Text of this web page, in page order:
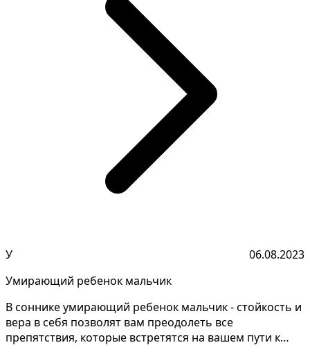
У
06.08.2023
Умирающий ребенок мальчик
В соннике умирающий ребенок мальчик - стойкость и
вера в себя позволят вам преодолеть все
препятствия, которые встретятся на вашем пути к